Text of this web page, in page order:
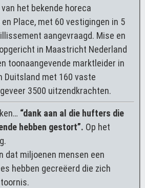
het bekende horeca
Place, met 60 vestigingen in 5
aangevraagd. Mise en
in Maastricht Nederland
toonaangevende marktleider in
Duitsland met 160 vaste
3500 uitzendkrachten.
“dank aan al die hufters die
hebben gestort”. Op het
dat miljoenen mensen een
hebben gecreëerd die zich